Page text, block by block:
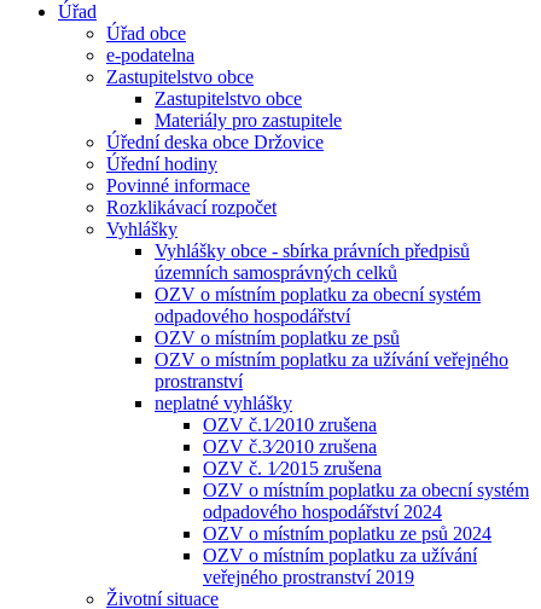
Úřad
Úřad obce
e-podatelna
Zastupitelstvo obce
Zastupitelstvo obce
Materiály pro zastupitele
Úřední deska obce Držovice
Úřední hodiny
Povinné informace
Rozklikávací rozpočet
Vyhlášky
Vyhlášky obce - sbírka právních předpisů
územních samosprávných celků
OZV o místním poplatku za obecní systém
odpadového hospodářství
OZV o místním poplatku ze psů
OZV o místním poplatku za užívání veřejného
prostranství
neplatné vyhlášky
OZV č.1⁄2010 zrušena
OZV č.3⁄2010 zrušena
OZV č. 1⁄2015 zrušena
OZV o místním poplatku za obecní systém
odpadového hospodářství 2024
OZV o místním poplatku ze psů 2024
OZV o místním poplatku za užívání
veřejného prostranství 2019
Životní situace